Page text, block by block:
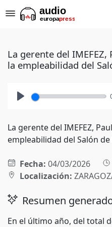
La gerente del
la empleabilidad del
La gerente del IMEFEZ,
empleabilidad del Salón de
Fecha: 04/03/2026
Localización:
Resumen
En el último año, del total